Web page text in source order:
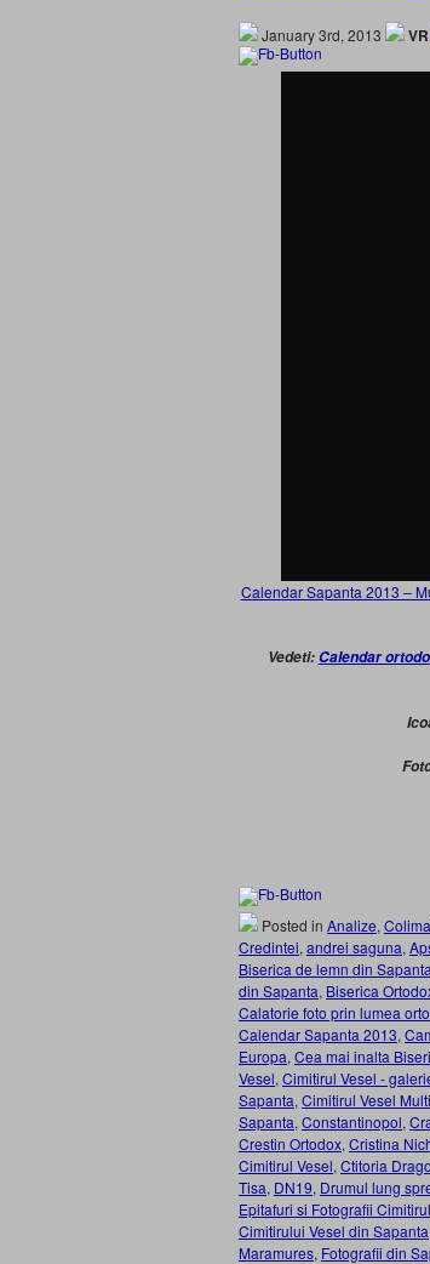
January 3rd, 2013 VR
Calendar Sapanta 2013 –
Vedeti: Calendar
Posted in Analize,
Credintei, andrei saguna,
Biserica de lemn din Sapanta
din Sapanta, Biserica
Calatorie foto prin lumea
Calendar Sapanta 2013,
Europa, Cea mai inalta
Vesel, Cimitirul Vesel -
Sapanta, Cimitirul Vesel
Sapanta, Constantinopol,
Crestin Ortodox, Cristina
Cimitirul Vesel, Ctitoria
Tisa, DN19, Drumul lung
Epitafuri si Fotografii
Cimitirului Vesel din Sapanta
Maramures, Fotografii din